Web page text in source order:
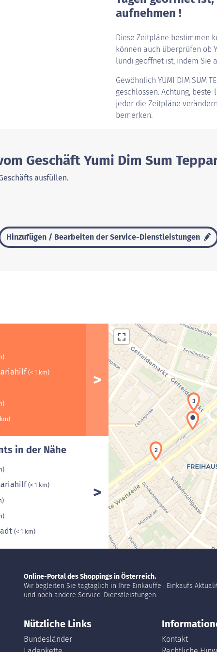
aufnehmen !
Diese Zeitpläne bestimmen
können auch überprüfen ob
lundi geöffnet ist, indem Sie
Gewöhnlich YUMI DIM SUM
geschlossen. Achtung,
jeder die Zeitpläne
bemerken.
Geschäft Yumi Dim Sum
ausfüllen.
Hinzufügen / Bearbeiten der Service-Dienstleistungen
(< 1 km)
in der Nähe
(< 1 km)
(< 1 km)
2
3
Online-Portal des Shoppings in Österreich.
Wir begleiten Sie tagtäglich in Ihre Einkäuffe : Einkaufs
und noch andere Service-Dienstleistungen.
Nützliche Links
Bundesländer
Kontakt